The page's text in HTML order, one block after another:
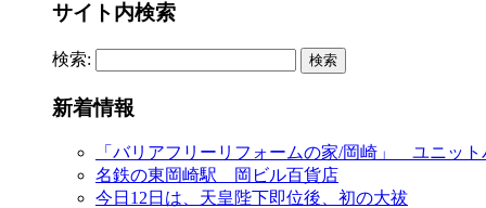
サイト内検索
検索:
新着情報
「バリアフリーリフォームの家/岡崎」 ユニット
名鉄の東岡崎駅 岡ビル百貨店
今日12日は、天皇陛下即位後、初の大祓